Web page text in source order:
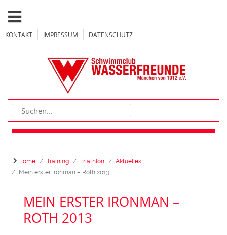
KONTAKT IMPRESSUM DATENSCHUTZ
Home Training Triathlon
Aktuelles
Mein erster Ironman – Roth 2013
MEIN ERSTER IRONMAN –
ROTH 2013